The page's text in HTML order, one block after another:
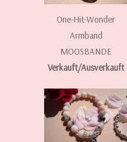
One-Hit-Wonder
Armband
MOOSBANDE
Verkauft/Ausverkauft